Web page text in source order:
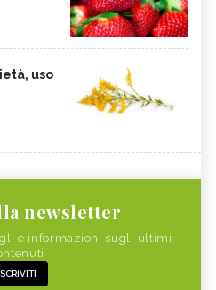
uso
newsletter
e informazioni sugli ultimi
ISCRIVITI